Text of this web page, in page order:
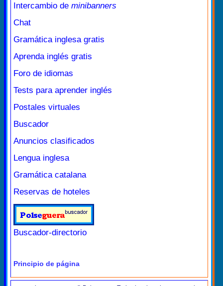
Intercambio de minibanners
Chat
Gramática inglesa gratis
Aprenda inglés gratis
Foro de idiomas
Tests para aprender inglés
Postales virtuales
Buscador
Anuncios clasificados
Lengua inglesa
Gramática catalana
Reservas de hoteles
Buscador-directorio
Principio de página